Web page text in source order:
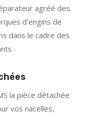
agréé des
d’engins de
dans le cadre des
la pièce détachée
vos nacelles,